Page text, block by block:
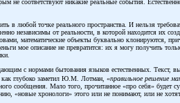
не соответствуют никакие реальные события.
в любой точке реального пространства. И нельзя
от реальности, в которой находится их
математические объекты буквально клонируются,
мое описание не превратится: их я могу получить
с нормами бытования языков естественных. Текст,
как глубоко заметил Ю.М. Лотман, «правильное решение
сообщения. Мало того, прочитанное «про себя»
«новые хронологи» этого или не понимают, или не